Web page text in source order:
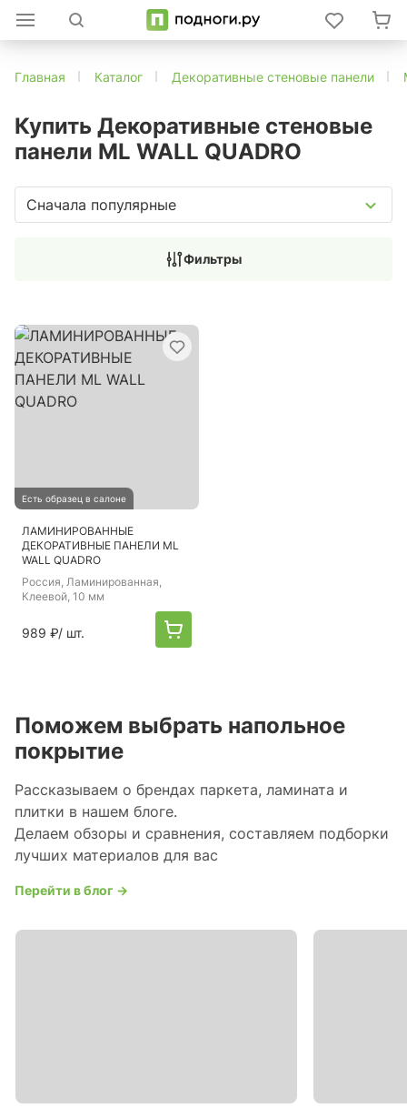
Главная Каталог Декоративные стеновые панели
Купить Декоративные стеновые
панели ML WALL QUADRO
Сначала популярные
Фильтры
Есть образец в салоне
ЛАМИНИРОВАННЫЕ
ДЕКОРАТИВНЫЕ ПАНЕЛИ ML
WALL QUADRO
Россия, Ламинированная,
Клеевой, 10 мм
989 ₽/ шт.
Поможем выбрать напольное
покрытие
Рассказываем о брендах паркета, ламината и
плитки в нашем блоге.
Делаем обзоры и сравнения, составляем подборки
лучших материалов для вас
Перейти в блог →